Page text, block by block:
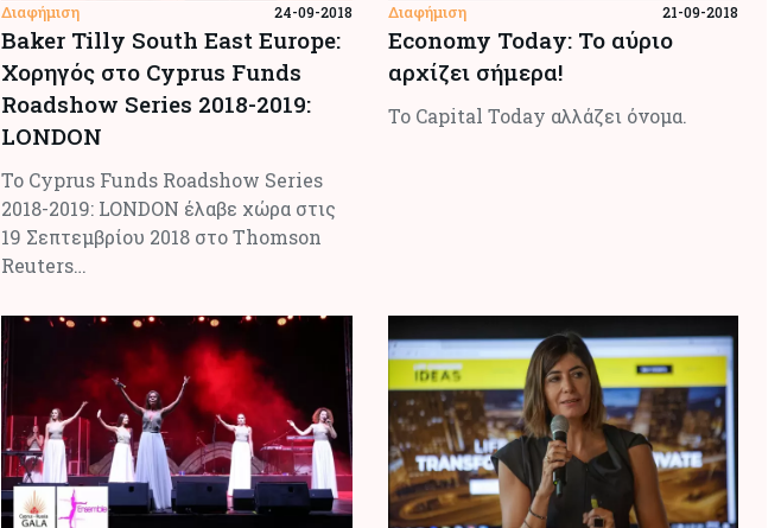
Διαφήμιση 24-09-2018
Βaker Tilly South East Europe:
Χορηγός στο Cyprus Funds
Roadshow Series 2018-2019:
LONDON
Το Cyprus Funds Roadshow Series
2018-2019: LONDON έλαβε χώρα στις
19 Σεπτεμβρίου 2018 στο Thomson
Reuters…
Διαφήμιση 21-09-2018
Economy Today: Το αύριο
αρχίζει σήμερα!
Το Capital Today αλλάζει όνομα.